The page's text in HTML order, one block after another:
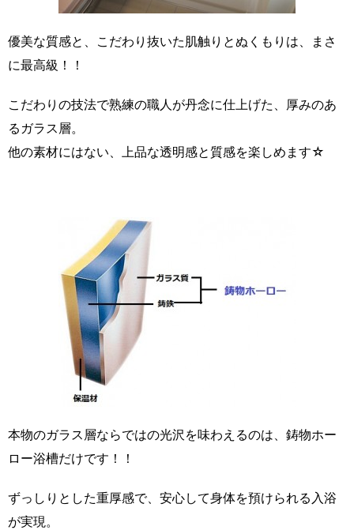
優美な質感と、こだわり抜いた肌触りとぬくもりは、まさ
に最高級！！
こだわりの技法で熟練の職人が丹念に仕上げた、厚みのあ
るガラス層。
他の素材にはない、上品な透明感と質感を楽しめます☆
本物のガラス層ならではの光沢を味わえるのは、鋳物ホー
ロー浴槽だけです！！
ずっしりとした重厚感で、安心して身体を預けられる入浴
が実現。